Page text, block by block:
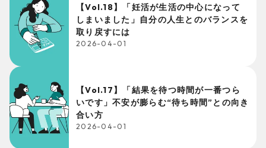
【Vol.18】「妊活が生活の中心になって
しまいました」自分の人生とのバランスを
取り戻すには
2026-04-01
【Vol.17】「結果を待つ時間が一番つら
いです」不安が膨らむ“待ち時間”との向き
合い方
2026-04-01